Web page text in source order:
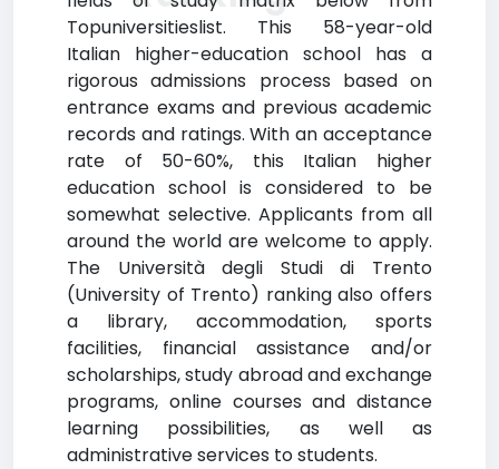
Topuniversitieslist. This 58-year-old
Italian higher-education school has a
rigorous admissions process based on
entrance exams and previous academic
records and ratings. With an acceptance
rate of 50-60%, this Italian higher
education school is considered to be
somewhat selective. Applicants from all
around the world are welcome to apply.
The Università degli Studi di Trento
(University of Trento) ranking also offers
a library, accommodation, sports
facilities, financial assistance and/or
scholarships, study abroad and exchange
programs, online courses and distance
learning possibilities, as well as
administrative services to students.